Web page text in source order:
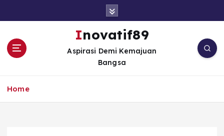
Inovatif89
Aspirasi Demi Kemajuan
Bangsa
Home